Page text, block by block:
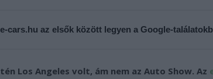
cars.hu az elsők között legyen a Google-
Los Angeles volt, ám nem az Auto Show. Az